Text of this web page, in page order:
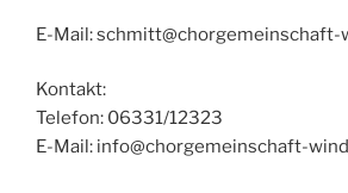
E-Mail: schmitt@chorgemeinschaft-
Kontakt:
Telefon: 06331/12323
E-Mail: info@chorgemeinschaft-